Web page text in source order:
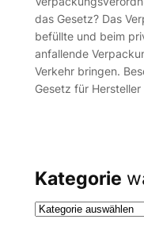
das Gesetz? Das
befüllte und beim
anfallende
Verkehr bringen.
Gesetz für
Kategorie